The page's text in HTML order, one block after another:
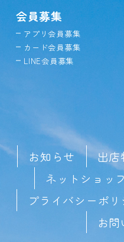
会員募集
アプリ会員募集
カード会員募集
LINE会員募集
お知らせ 出店
ネットショッ
プライバシーポリ
お